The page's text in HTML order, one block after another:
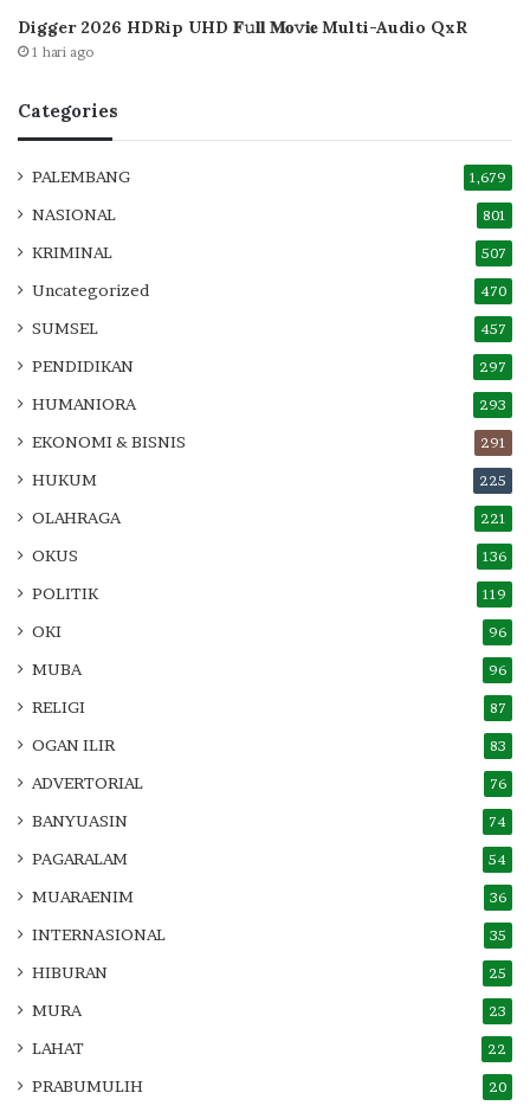
Digger 2026 HDRip UHD 𝐅𝚞𝐥𝐥 𝐌𝐨𝚟𝐢𝐞 Multi-Audio QxR
1 hari ago
Categories
PALEMBANG 1,679
NASIONAL 801
KRIMINAL 507
Uncategorized 470
SUMSEL 457
PENDIDIKAN 297
HUMANIORA 293
EKONOMI & BISNIS 291
HUKUM 225
OLAHRAGA 221
OKUS 136
POLITIK 119
OKI 96
MUBA 96
RELIGI 87
OGAN ILIR 83
ADVERTORIAL 76
BANYUASIN 74
PAGARALAM 54
MUARAENIM 36
INTERNASIONAL 35
HIBURAN 25
MURA 23
LAHAT 22
PRABUMULIH 20